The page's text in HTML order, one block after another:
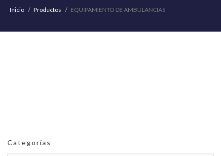
Inicio Productos EQUIPAMIENTO DE AMBULANCIAS
Categorías